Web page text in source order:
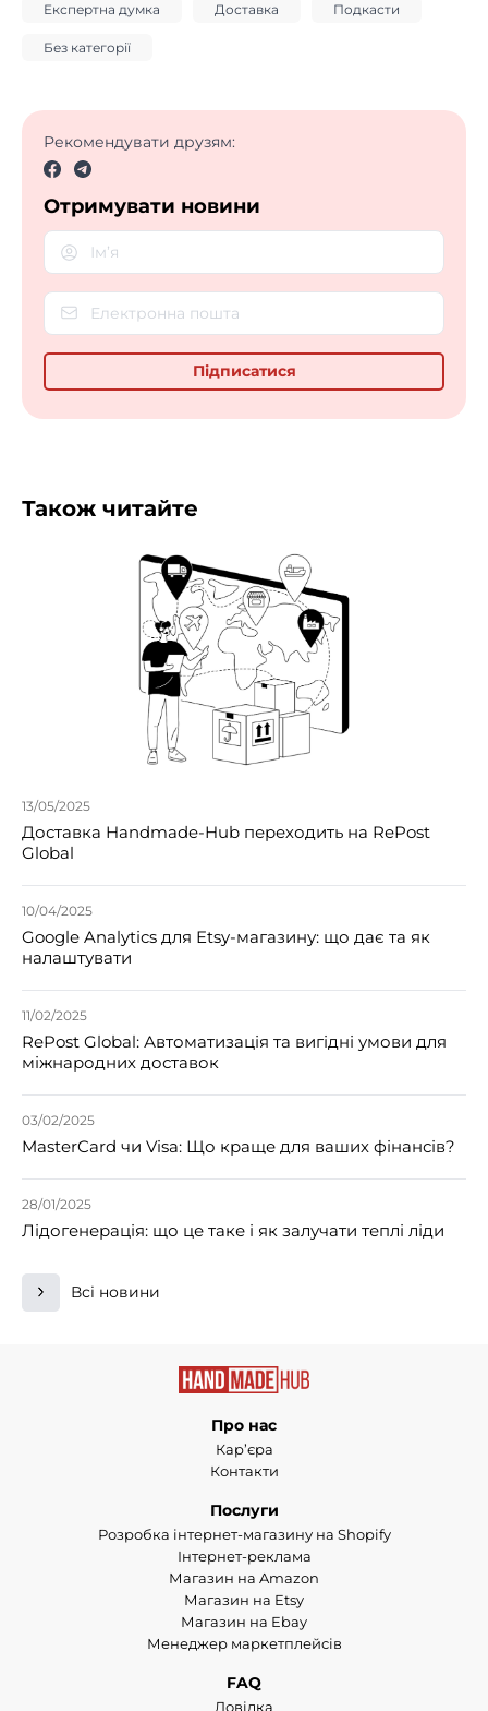
Експертна думка Доставка Подкасти
Без категорії
Рекомендувати друзям:
Отримувати новини
Також читайте
13/05/2025
Доставка Handmade-Hub переходить на RePost
Global
10/04/2025
Google Analytics для Etsy-магазину: що дає та як
налаштувати
11/02/2025
RePost Global: Автоматизація та вигідні умови для
міжнародних доставок
03/02/2025
MasterCard чи Visa: Що краще для ваших фінансів?
28/01/2025
Лідогенерація: що це таке і як залучати теплі ліди
Всі новини
Про нас
Кар’єра
Контакти
Послуги
Розробка інтернет-магазину на Shopify
Інтернет-реклама
Магазин на Amazon
Магазин на Etsy
Магазин на Ebay
Менеджер маркетплейсів
FAQ
Довідка